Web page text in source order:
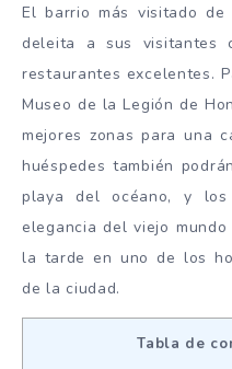
El barrio más visitado de
deleita a sus visitantes
restaurantes excelentes.
Museo de la Legión de
mejores zonas para una
huéspedes también
playa del océano, y
elegancia del viejo
la tarde en uno de los
de la ciudad.
Tabla de